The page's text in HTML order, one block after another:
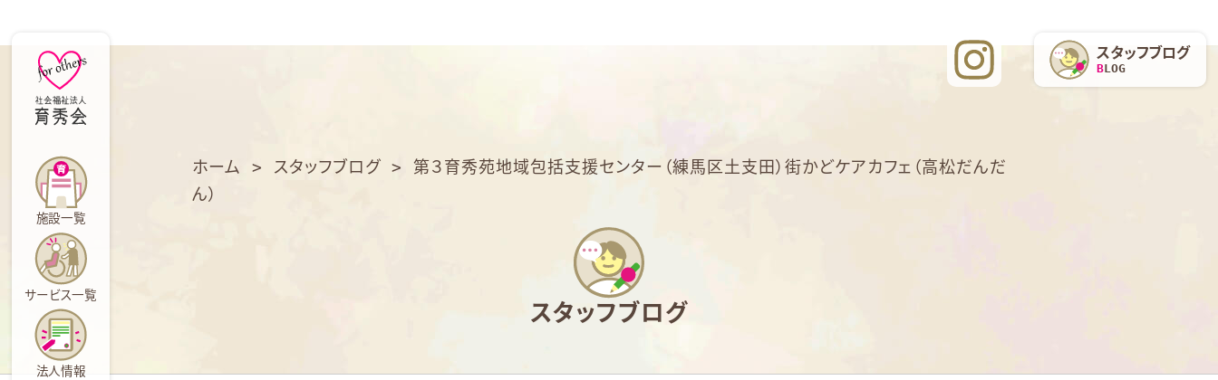
スタッフブログ
BLOG
施設一覧
サービス一覧
法人情報
ホーム > スタッフブログ > 第３育秀苑地域包括支援センター（練馬区土支田）街かどケアカフェ（高松だんだ
ん）
スタッフブログ